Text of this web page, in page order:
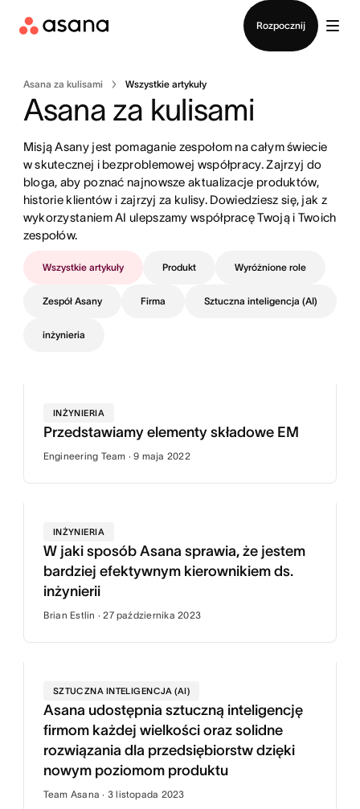
Rozpocznij
Asana za kulisami Wszystkie artykuły
Asana za kulisami
Misją Asany jest pomaganie zespołom na całym świecie
w skutecznej i bezproblemowej współpracy. Zajrzyj do
bloga, aby poznać najnowsze aktualizacje produktów,
historie klientów i zajrzyj za kulisy. Dowiedziesz się, jak z
wykorzystaniem AI ulepszamy współpracę Twoją i Twoich
zespołów.
Wszystkie artykuły Produkt Wyróżnione role
Zespół Asany Firma Sztuczna inteligencja (AI)
inżynieria
INŻYNIERIA
Przedstawiamy elementy składowe EM
Engineering Team · 9 maja 2022
INŻYNIERIA
W jaki sposób Asana sprawia, że jestem
bardziej efektywnym kierownikiem ds.
inżynierii
Brian Estlin · 27 października 2023
SZTUCZNA INTELIGENCJA (AI)
Asana udostępnia sztuczną inteligencję
firmom każdej wielkości oraz solidne
rozwiązania dla przedsiębiorstw dzięki
nowym poziomom produktu
Team Asana · 3 listopada 2023